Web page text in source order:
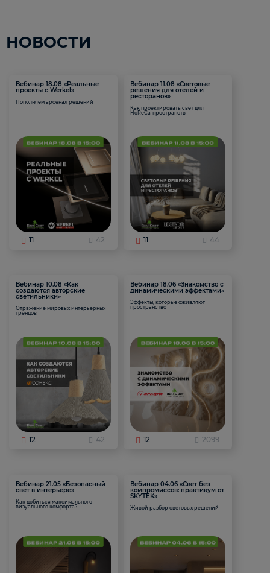
НОВОСТИ
Вебинар 18.08 «Реальные
проекты с Werkel»
Пополняем арсенал решений
11 42
Вебинар 11.08 «Световые
решения для отелей и
ресторанов»
Как проектировать свет для
HoReCa-пространств
11 44
Вебинар 10.08 «Как
создаются авторские
светильники»
Отражение мировых интерьерных
трендов
12 42
Вебинар 18.06 «Знакомство с
динамическими эффектами»
Эффекты, которые оживляют
пространство
12 2099
Вебинар 21.05 «Безопасный
свет в интерьере»
Как добиться максимального
визуального комфорта?
Вебинар 04.06 «Свет без
компромиссов: практикум от
SKYTEK»
Живой разбор световых решений